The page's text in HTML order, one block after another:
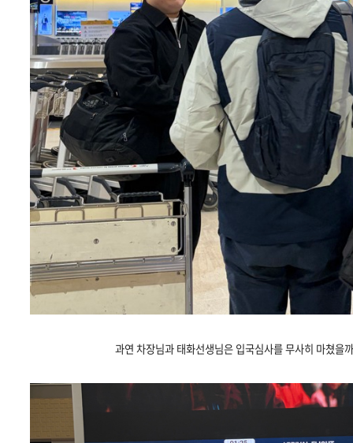
과연 차장님과 태화선생님은 입국심사를 무사히 마쳤을